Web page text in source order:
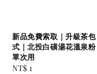
新品免費索取｜升級茶包
式｜北投白磺湯花溫泉粉
單次用
Regular
NT$ 1